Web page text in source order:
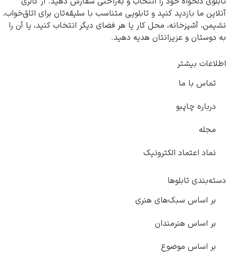
کنید و تابلویی متناسب با سلیقه‌تان برای اتاق‌خواب،
محل کار یا هر فضای دیگر انتخاب کنید، یا آن را
عزیزانتان هدیه دهید.
الکترونیک
سبک‌های هنری
موضوع